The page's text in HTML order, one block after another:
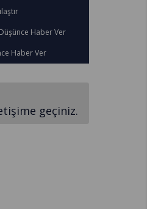
Haber Ver
Haber Ver
geçiniz.